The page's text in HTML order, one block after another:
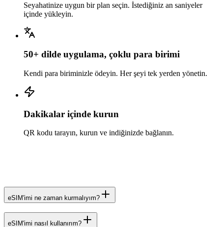
Seyahatinize uygun bir plan seçin. İstediğiniz an saniyeler
içinde yükleyin.
50+ dilde uygulama, çoklu para birimi
Kendi para biriminizle ödeyin. Her şeyi tek yerden yönetin.
Dakikalar içinde kurun
QR kodu tarayın, kurun ve indiğinizde bağlanın.
eSIM'imi ne zaman kurmalıyım?
eSIM'imi nasıl kullanırım?